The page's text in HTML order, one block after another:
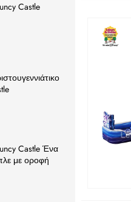
Castle
Castle Ένα
με οροφή